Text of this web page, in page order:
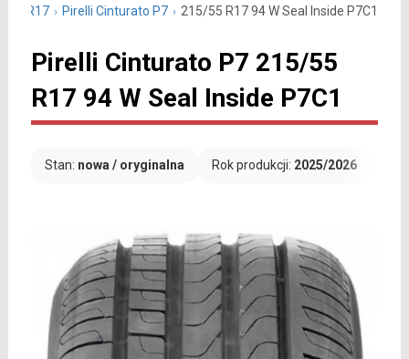
55 R17 Pirelli Cinturato P7 215/55 R17 94 W Seal Inside P7C1
Pirelli Cinturato P7 215/55
R17 94 W Seal Inside P7C1
Stan: nowa / oryginalna Rok produkcji: 2025/2026